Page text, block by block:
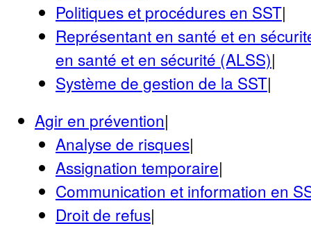
Politiques et procédures en SST|
Représentant en santé et en
en santé et en sécurité (ALSS)|
Système de gestion de la SST|
Agir en prévention|
Analyse de risques|
Assignation temporaire|
Communication et information en
Droit de refus|